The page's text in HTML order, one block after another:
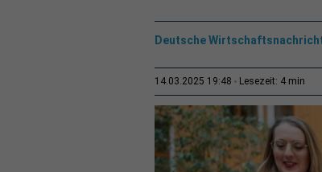
Deutsche
14.03.2025 19:48 Lesezeit: 4 min